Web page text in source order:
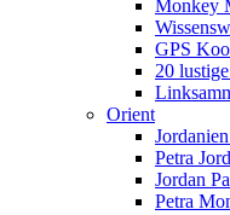
Monkey
GPS
20
Orient
Petra
Jordan
Petra